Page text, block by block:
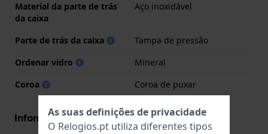
Material da parte de trás
da caixa
Aço inoxidável
Parte de trás da caixa
Tampa de pressão
Ordenar vidro
Mineral
Coroa
Coroa de puxar
Informações movimento
As suas definições de privacidade
O Relogios.pt utiliza diferentes tipos